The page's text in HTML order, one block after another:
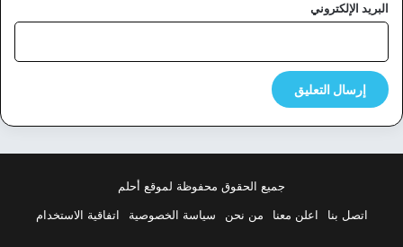
البريد الإلكتروني
جميع الحقوق محفوظة لموقع أحلم
اتصل بنا
اعلن معنا من نحن سياسة الخصوصية اتفاقية الاستخدام